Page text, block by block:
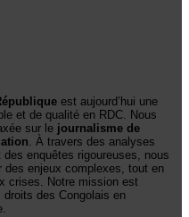
est aujourd’hui une
et de qualité en RDC. Nous
sur le journalisme de
. À travers des analyses
enquêtes rigoureuses, nous
enjeux complexes, tout en
crises. Notre mission est
droits des Congolais en